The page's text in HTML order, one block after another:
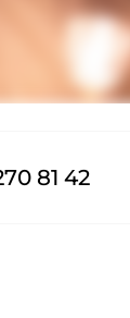
81 42